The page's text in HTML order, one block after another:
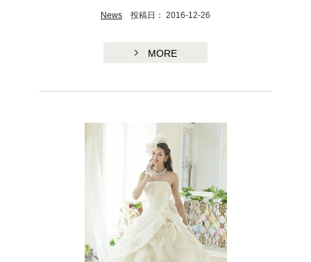
News 投稿日： 2016-12-26
MORE